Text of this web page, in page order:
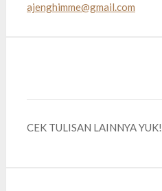
ajenghimme@gmail.com
CEK TULISAN LAINNYA YUK!